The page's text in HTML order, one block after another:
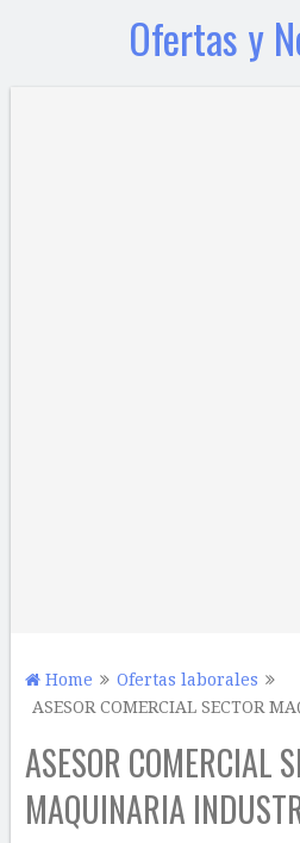
Ofertas y
Home
Ofertas laborales
ASESOR COMERCIAL SECTOR
ASESOR COMERCIAL
MAQUINARIA